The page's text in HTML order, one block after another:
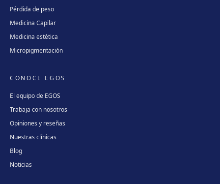
Pérdida de peso
Medicina Capilar
Medicina estética
Micropigmentación
CONOCE EGOS
El equipo de EGOS
Trabaja con nosotros
Opiniones y reseñas
Nuestras clínicas
Blog
Noticias